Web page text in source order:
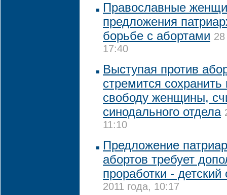
Православные
предложения
борьбе с абортами
17:40
Выступая против
стремится
свободу женщины,
синодального отдела
11:10
Предложение
абортов требует
проработки -
2011 года, 10:17